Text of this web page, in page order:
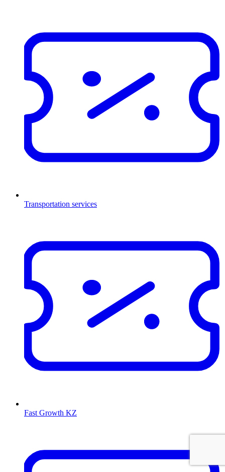
Transportation services
Fast Growth KZ